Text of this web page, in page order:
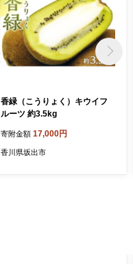
香緑（こうりょく）キウイフ
ルーツ 約3.5kg
寄附金額 17,000円
香川県坂出市